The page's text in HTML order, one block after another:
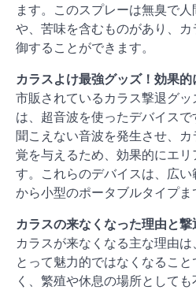
ます。このスプレーは無臭で
や、苦味を含むものがあり、
御することができます。
カラスよけ最強グッズ！効果
市販されているカラス撃退グ
は、超音波を使ったデバイス
聞こえない音波を発生させ、
覚を与えるため、効果的にエ
す。これらのデバイスは、広
から小型のポータブルタイプま
カラスの来なくなった理由と
カラスが来なくなる主な理由
とって魅力的ではなくなるこ
く、繁殖や休息の場所として